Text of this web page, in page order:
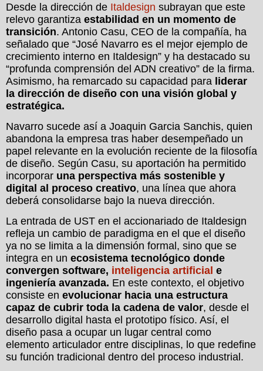
Desde la dirección de Italdesign subrayan que este
relevo garantiza estabilidad en un momento de
transición. Antonio Casu, CEO de la compañía, ha
señalado que “José Navarro es el mejor ejemplo de
crecimiento interno en Italdesign” y ha destacado su
“profunda comprensión del ADN creativo” de la firma.
Asimismo, ha remarcado su capacidad para liderar
la dirección de diseño con una visión global y
estratégica.
Navarro sucede así a Joaquin Garcia Sanchis, quien
abandona la empresa tras haber desempeñado un
papel relevante en la evolución reciente de la filosofía
de diseño. Según Casu, su aportación ha permitido
incorporar una perspectiva más sostenible y
digital al proceso creativo, una línea que ahora
deberá consolidarse bajo la nueva dirección.
La entrada de UST en el accionariado de Italdesign
refleja un cambio de paradigma en el que el diseño
ya no se limita a la dimensión formal, sino que se
integra en un ecosistema tecnológico donde
convergen software, inteligencia artificial e
ingeniería avanzada. En este contexto, el objetivo
consiste en evolucionar hacia una estructura
capaz de cubrir toda la cadena de valor, desde el
desarrollo digital hasta el prototipo físico. Así, el
diseño pasa a ocupar un lugar central como
elemento articulador entre disciplinas, lo que redefine
su función tradicional dentro del proceso industrial.